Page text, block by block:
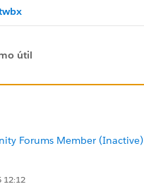
útil
Forums Member (Inactive)
12:12